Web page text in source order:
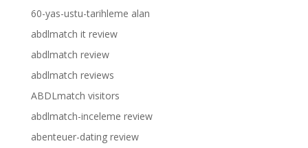
60-yas-ustu-tarihleme alan
abdlmatch it review
abdlmatch review
abdlmatch reviews
ABDLmatch visitors
abdlmatch-inceleme review
abenteuer-dating review